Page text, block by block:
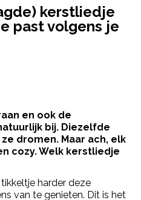
kerstliedje
past volgens je
en ook de
bij. Diezelfde
dromen. Maar ach, elk
cozy. Welk kerstliedje
harder deze
van te genieten. Dit is het